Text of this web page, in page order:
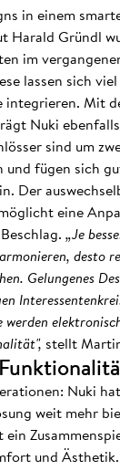
in einem
Harald Gründl
im
lassen sich
Mit
Nuki
sind um
fügen sich
Der
eine
„Je
desto
Gelungenes
stellt
Nuki
weit mehr
und Ästhetik.